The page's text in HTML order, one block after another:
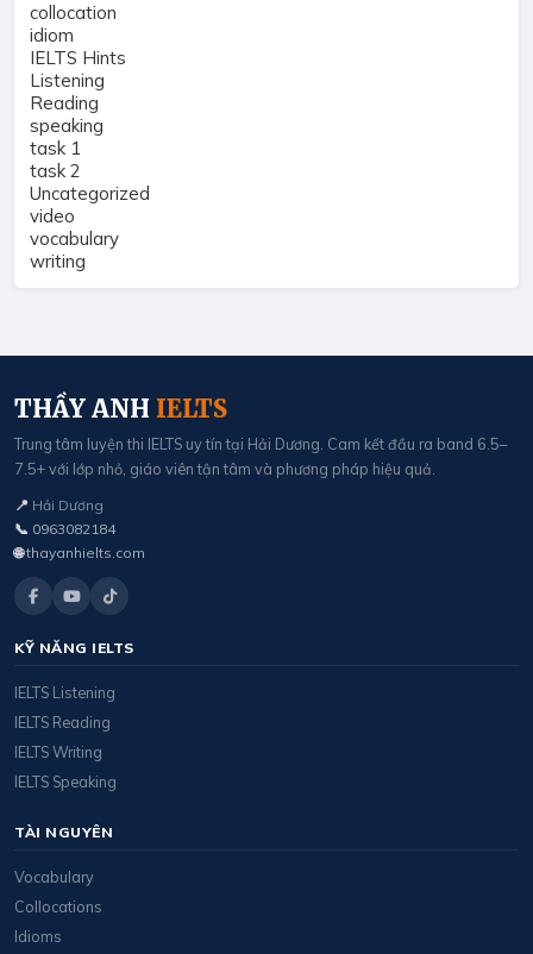
collocation
idiom
IELTS Hints
Listening
Reading
speaking
task 1
task 2
Uncategorized
video
vocabulary
writing
THẦY ANH IELTS
Trung tâm luyện thi IELTS uy tín tại Hải Dương. Cam kết đầu ra band 6.5–
7.5+ với lớp nhỏ, giáo viên tận tâm và phương pháp hiệu quả.
📍 Hải Dương
📞 0963082184
🌐 thayanhielts.com
KỸ NĂNG IELTS
IELTS Listening
IELTS Reading
IELTS Writing
IELTS Speaking
TÀI NGUYÊN
Vocabulary
Collocations
Idioms